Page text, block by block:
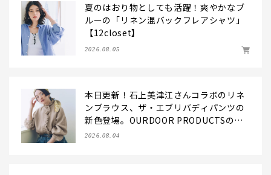
夏のはおり物としても活躍！爽やかなブ
ルーの「リネン混バックフレアシャツ」
【12closet】
2026.08.05
本日更新！石上美津江さんコラボのリネ
ンブラウス、ザ・エブリバディパンツの
新色登場。OURDOOR PRODUCTSの別
注バッグもおしゃれにお役立ち！【LEE
2026.08.04